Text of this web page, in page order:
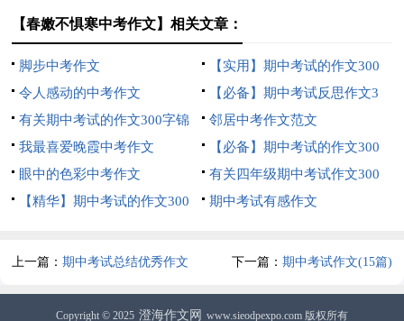
【春嫩不惧寒中考作文】相关文章：
脚步中考作文
【实用】期中考试的作文300
字集合五篇
令人感动的中考作文
【必备】期中考试反思作文3
篇
有关期中考试的作文300字锦
集七篇
邻居中考作文范文
我最喜爱晚霞中考作文
【必备】期中考试的作文300
字集合六篇
眼中的色彩中考作文
有关四年级期中考试作文300
字合集6篇
【精华】期中考试的作文300
期中考试有感作文
上一篇：期中考试总结优秀作文 下一篇： 期中考试作文(15篇)
Copyright © 2025 澄海作文网 www.sieodpexpo.com 版权所有